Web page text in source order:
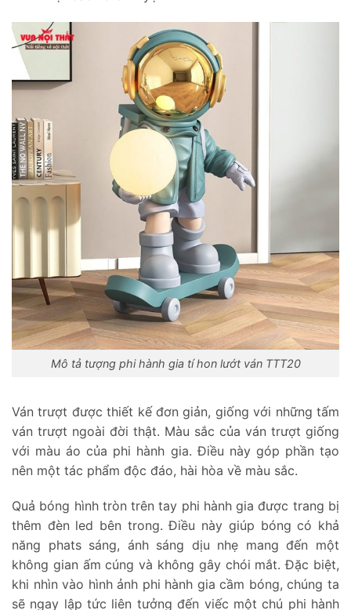
Mô tả tượng phi hành gia tí hon lướt ván TTT20
Ván trượt được thiết kế đơn giản, giống với những tấm
ván trượt ngoài đời thật. Màu sắc của ván trượt giống
với màu áo của phi hành gia. Điều này góp phần tạo
nên một tác phẩm độc đáo, hài hòa về màu sắc.
Quả bóng hình tròn trên tay phi hành gia được trang bị
thêm đèn led bên trong. Điều này giúp bóng có khả
năng phats sáng, ánh sáng dịu nhẹ mang đến một
không gian ấm cúng và không gây chói mắt. Đặc biệt,
khi nhìn vào hình ảnh phi hành gia cầm bóng, chúng ta
sẽ ngay lập tức liên tưởng đến viếc một chú phi hành